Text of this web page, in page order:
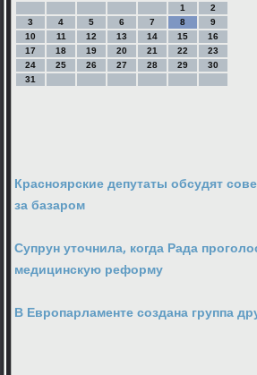
1
2
3
4 5 6 7 8
9
10
11 12 13 14 15
16
17
18 19 20 21 22
23
24
25 26 27 28 29
30
31
Красноярские депутаты обсудят
за базаром
Супрун уточнила, когда Рада
медицинскую реформу
В Европарламенте создана группа